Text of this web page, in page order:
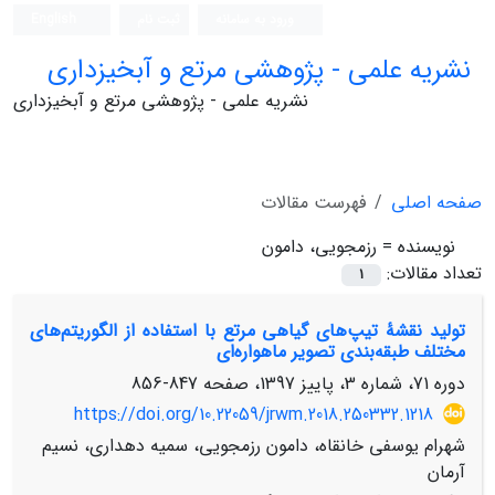
نشریه علمی - پژوهشی مرتع و آبخیزداری
نشریه علمی - پژوهشی مرتع و آبخیزداری
صفحه اصلی
فهرست مقالات
نویسنده = رزمجویی، دامون
تعداد مقالات:
1
تولید نقشۀ تیپ‌های گیاهی مرتع با استفاده از الگوریتم‌های
مختلف طبقه‌بندی تصویر ماهواره‌ای
دوره 71، شماره 3، پاییز 1397، صفحه
847-856
https://doi.org/10.22059/jrwm.2018.250332.1218
شهرام یوسفی خانقاه، دامون رزمجویی، سمیه دهداری، نسیم
آرمان